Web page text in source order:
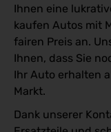
Ihnen eine
kaufen Autos mit
fairen Preis an.
Ihnen, dass Sie
Ihr Auto erhalten
Markt.
Dank unserer